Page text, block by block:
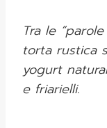
Tra le
torta rustica
yogurt
e friarielli.